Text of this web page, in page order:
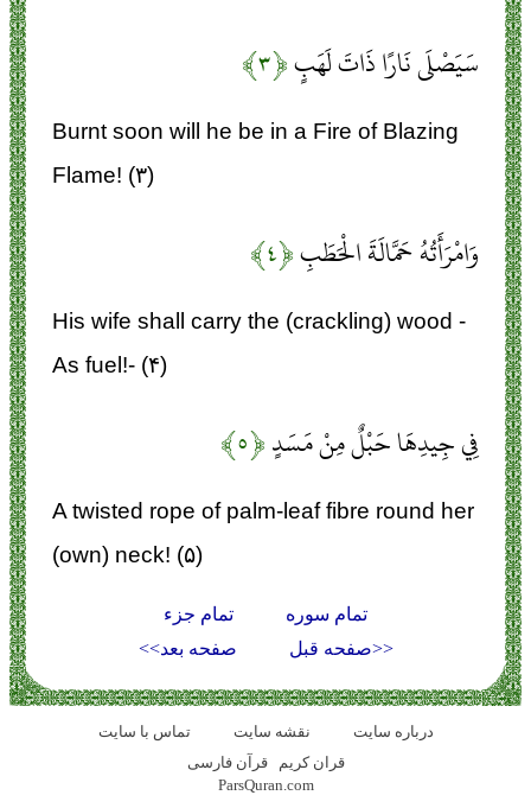
سَيَصْلَى نَارًا ذَاتَ لَهَبٍ﴿۳﴾
Burnt soon will he be in a Fire of Blazing
Flame! (۳)
وَامْرَأَتُهُ حَمَّالَةَ الْحَطَبِ﴿۴﴾
His wife shall carry the (crackling) wood -
As fuel!- (۴)
فِي جِيدِهَا حَبْلٌ مِنْ مَسَدٍ﴿۵﴾
A twisted rope of palm-leaf fibre round her
(own) neck! (۵)
تمام سوره
تمام جزء
<<صفحه قبل
صفحه بعد>>
تماس با سایت نقشه سايت
درباره سایت
قران کریم
قرآن فارسی
ParsQuran.com